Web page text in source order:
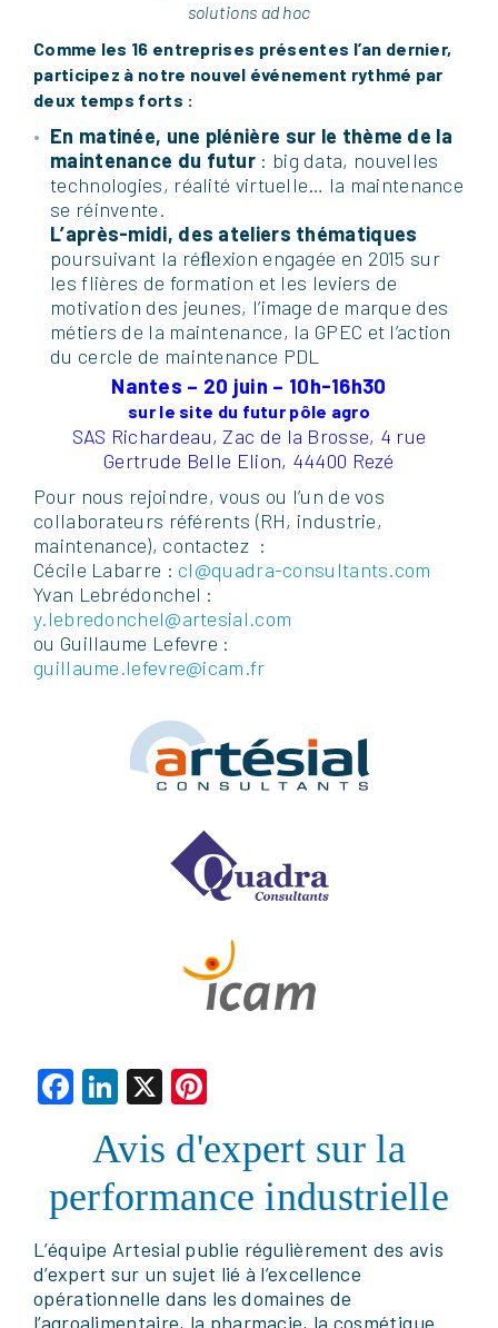
solutions ad hoc
Comme les 16 entreprises présentes l’an dernier,
participez à notre nouvel événement rythmé par
deux temps forts :
En matinée, une plénière sur le thème de la
maintenance du futur : big data, nouvelles
technologies, réalité virtuelle… la maintenance
se réinvente.
L’après-midi, des ateliers thématiques
poursuivant la réﬂexion engagée en 2015 sur
les flières de formation et les leviers de
motivation des jeunes, l’image de marque des
métiers de la maintenance, la GPEC et l’action
du cercle de maintenance PDL
Nantes – 20 juin – 10h-16h30
sur le site du futur pôle agro
SAS Richardeau, Zac de la Brosse, 4 rue
Gertrude Belle Elion, 44400 Rezé
Pour nous rejoindre, vous ou l’un de vos
collaborateurs référents (RH, industrie,
maintenance), contactez :
Cécile Labarre : cl@quadra-consultants.com
Yvan Lebrédonchel :
y.lebredonchel@artesial.com
ou Guillaume Lefevre :
guillaume.lefevre@icam.fr
Facebook
LinkedIn
X
Avis d'expert sur la
performance industrielle
L’équipe Artesial publie régulièrement des avis
d’expert sur un sujet lié à l’excellence
opérationnelle dans les domaines de
l’agroalimentaire, la pharmacie, la cosmétique.